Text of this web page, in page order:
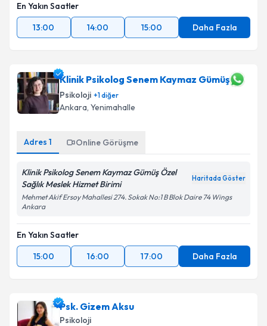
En Yakın Saatler
13:00
14:00 15:00 Daha Fazla
Klinik Psikolog Senem Kaymaz Gümüş
Psikoloji +1diğer
Ankara, Yenimahalle
Adres 1 Online Görüşme
Klinik Psikolog Senem Kaymaz Gümüş Özel
Sağlık Meslek Hizmet Birimi
Haritada Göster
Mehmet Akif Ersoy Mahallesi 274. Sokak No:1 B Blok Daire 74 Wings
Ankara
En Yakın Saatler
15:00
16:00 17:00 Daha Fazla
Psk. Gizem Aksu
Psikoloji